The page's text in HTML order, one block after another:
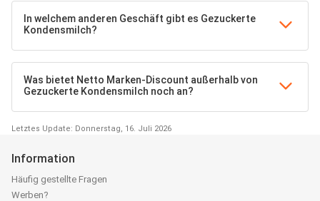
In welchem anderen Geschäft gibt es Gezuckerte
Kondensmilch?
Was bietet Netto Marken-Discount außerhalb von
Gezuckerte Kondensmilch noch an?
Letztes Update: Donnerstag, 16. Juli 2026
Information
Häufig gestellte Fragen
Werben?